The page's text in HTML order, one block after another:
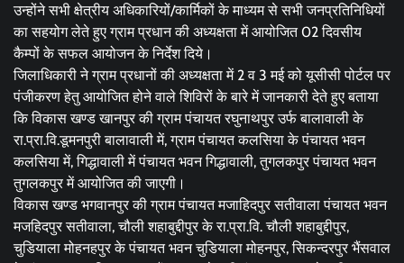
उन्होंने सभी क्षेत्रीय अधिकारियों/कार्मिकों के माध्यम से सभी जनप्रतिनिधियों
का सहयोग लेते हुए ग्राम प्रधान की अध्यक्षता में आयोजित 02 दिवसीय
कैम्पों के सफल आयोजन के निर्देश दिये।
जिलाधिकारी ने ग्राम प्रधानों की अध्यक्षता में 2 व 3 मई को यूसीसी पोर्टल पर
पंजीकरण हेतु आयोजित होने वाले शिविरों के बारे में जानकारी देते हुए बताया
कि विकास खण्ड खानपुर की ग्राम पंचायत रघुनाथपुर उर्फ बालावाली के
रा.प्रा.वि.डूमनपुरी बालावाली में, ग्राम पंचायत कलसिया के पंचायत भवन
कलसिया में, गिद्धावाली में पंचायत भवन गिद्धावाली, तुगलकपुर पंचायत भवन
तुगलकपुर में आयोजित की जाएगी।
विकास खण्ड भगवानपुर की ग्राम पंचायत मजाहिदपुर सतीवाला पंचायत भवन
मजहिदपुर सतीवाला, चौली शहाबुद्दीपुर के रा.प्रा.वि. चौली शहाबुद्दीपुर,
चुडियाला मोहनहपुर के पंचायत भवन चुडियाला मोहनपुर, सिकन्दरपुर भैंसवाल